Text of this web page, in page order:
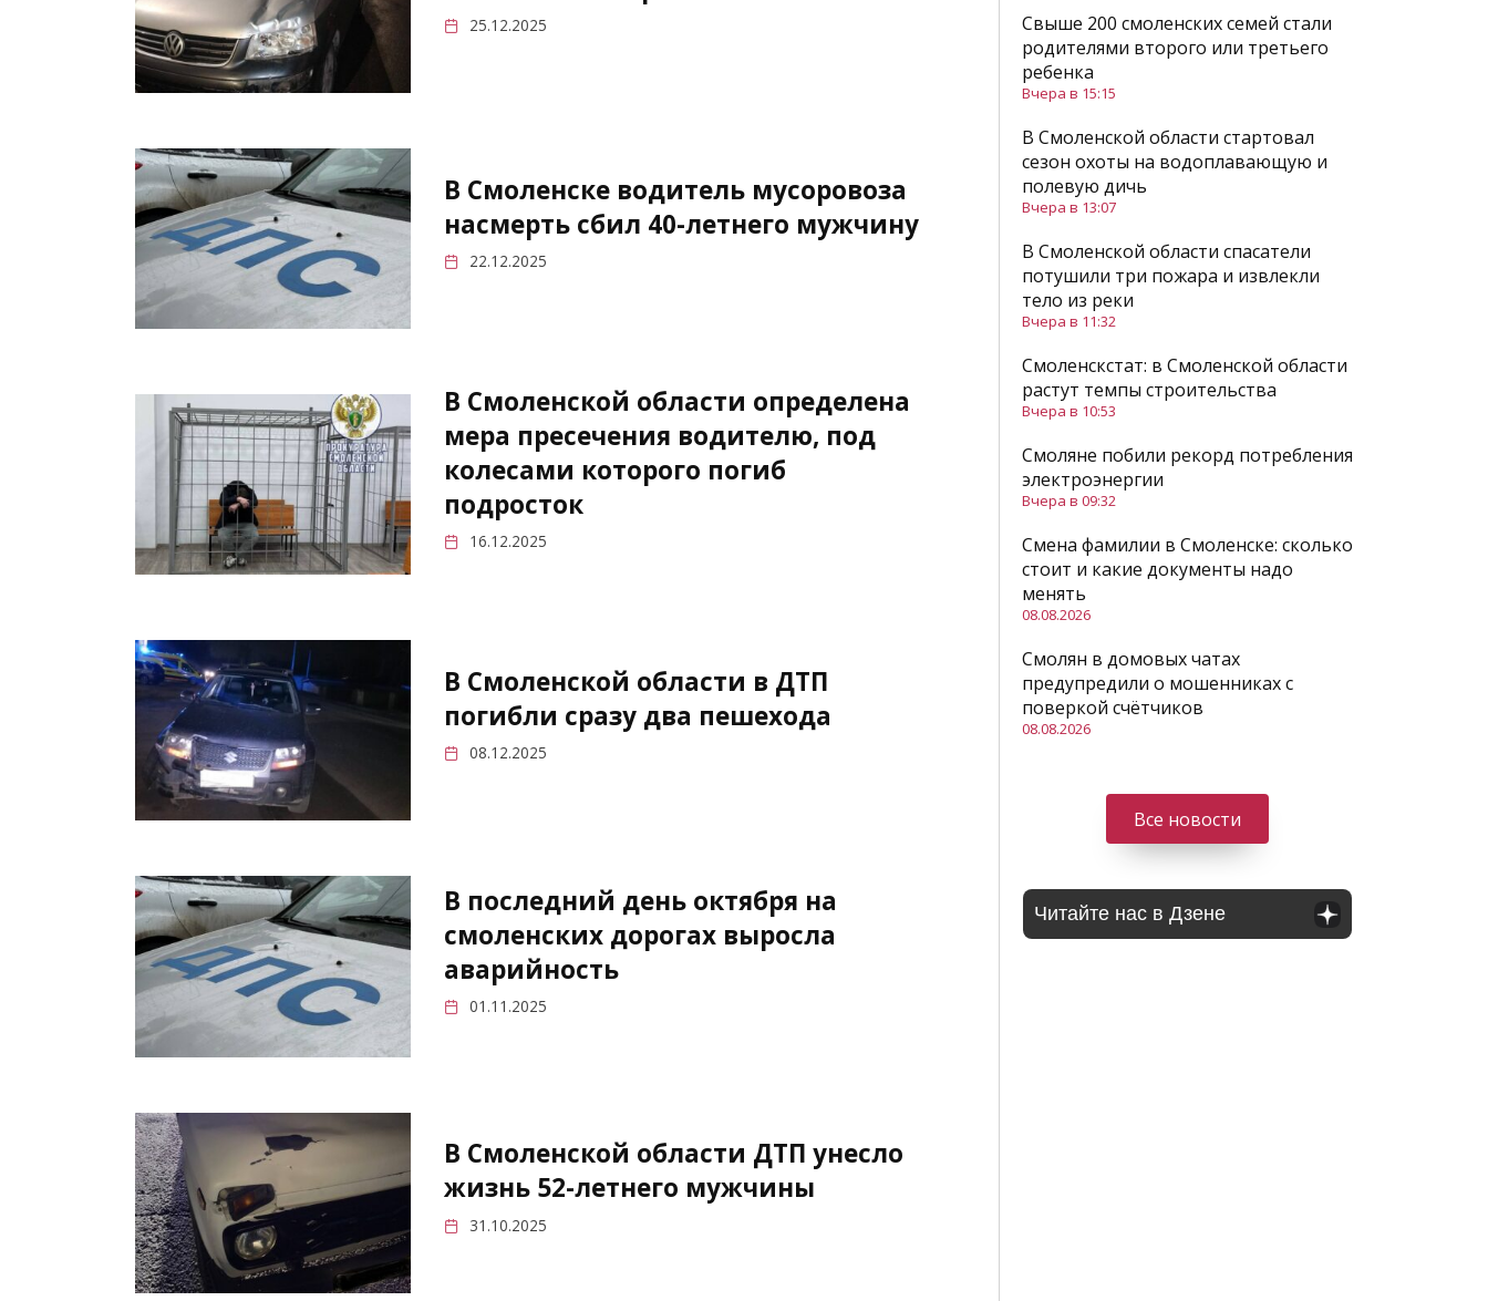
25.12.2025
В Смоленске водитель мусоровоза
насмерть сбил 40-летнего мужчину
22.12.2025
В Смоленской области определена
мера пресечения водителю, под
колесами которого погиб
подросток
16.12.2025
В Смоленской области в ДТП
погибли сразу два пешехода
08.12.2025
В последний день октября на
смоленских дорогах выросла
аварийность
01.11.2025
В Смоленской области ДТП унесло
жизнь 52-летнего мужчины
31.10.2025
Свыше 200 смоленских семей стали
родителями второго или третьего
ребенка
Вчера в 15:15
В Смоленской области стартовал
сезон охоты на водоплавающую и
полевую дичь
Вчера в 13:07
В Смоленской области спасатели
потушили три пожара и извлекли
тело из реки
Вчера в 11:32
Смоленскстат: в Смоленской области
растут темпы строительства
Вчера в 10:53
Смоляне побили рекорд потребления
электроэнергии
Вчера в 09:32
Смена фамилии в Смоленске: сколько
стоит и какие документы надо
менять
08.08.2026
Смолян в домовых чатах
предупредили о мошенниках с
поверкой счётчиков
08.08.2026
Все новости
Читайте нас в Дзене